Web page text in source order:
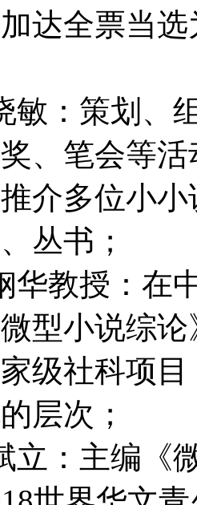
达全票当
：策划、组
、笔会等
介多位小
丛书；
教授：在
微型小说综
级社科项
层次；
：主编《